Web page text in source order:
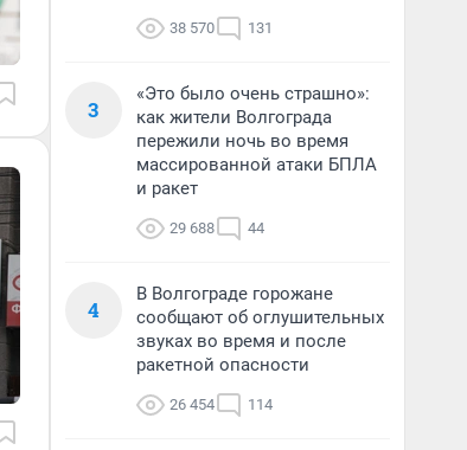
38 570 131
3
«Это было очень страшно»:
как жители Волгограда
пережили ночь во время
массированной атаки БПЛА
и ракет
29 688 44
4
В Волгограде горожане
сообщают об оглушительных
звуках во время и после
ракетной опасности
26 454 114